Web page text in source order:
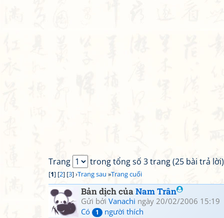
Trang trong tổng số 3 trang (25 bài trả lời)
[1] [2] [3] ›Trang sau »Trang cuối
Bản dịch củaNam Trân
Gửi bởi Vanachi ngày 20/02/2006 15:19
Có
1 người thích